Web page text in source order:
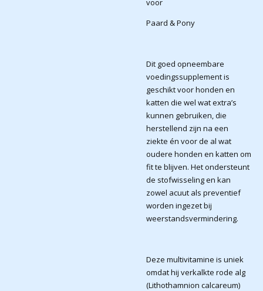
voor
Paard & Pony
Dit goed opneembare
voedingssupplement is
geschikt voor honden en
katten die wel wat extra’s
kunnen gebruiken, die
herstellend zijn na een
ziekte én voor de al wat
oudere honden en katten om
fit te blijven. Het ondersteunt
de stofwisseling en kan
zowel acuut als preventief
worden ingezet bij
weerstandsvermindering.
Deze multivitamine is uniek
omdat hij verkalkte rode alg
(Lithothamnion calcareum)